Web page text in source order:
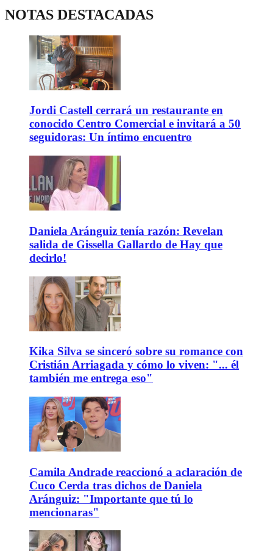
NOTAS DESTACADAS
Jordi Castell cerrará un restaurante en
conocido Centro Comercial e invitará a 50
seguidoras: Un íntimo encuentro
Daniela Aránguiz tenía razón: Revelan
salida de Gissella Gallardo de Hay que
decirlo!
Kika Silva se sinceró sobre su romance con
Cristián Arriagada y cómo lo viven: "... él
también me entrega eso"
Camila Andrade reaccionó a aclaración de
Cuco Cerda tras dichos de Daniela
Aránguiz: "Importante que tú lo
mencionaras"